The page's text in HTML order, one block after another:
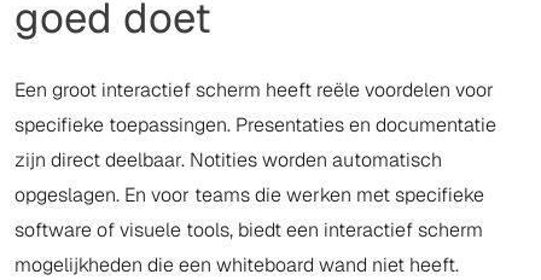
goed doet
Een groot interactief scherm heeft reële voordelen voor
specifieke toepassingen. Presentaties en documentatie
zijn direct deelbaar. Notities worden automatisch
opgeslagen. En voor teams die werken met specifieke
software of visuele tools, biedt een interactief scherm
mogelijkheden die een whiteboard wand niet heeft.